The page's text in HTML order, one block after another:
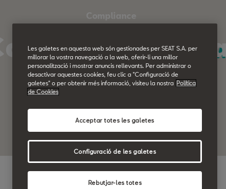
Codi de
Les galetes en aquesta web són gestionades per SEAT S.A. per
millorar la vostra navegació a la web, oferir-li una millor
personalització i mostrar anuncis rellevants. Per administrar o
desactivar aquestes cookies, feu clic a "Configuració de
galetes" o per obtenir més informació, visiteu la nostra Política
de Cookies
Rebutjar-les totes
Acceptar totes les galetes
Configuració de les galetes